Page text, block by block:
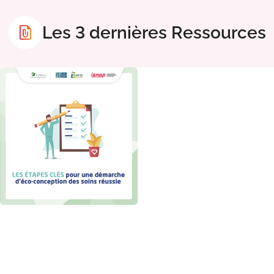
Les 3 dernières Ressources
offre_ressources300